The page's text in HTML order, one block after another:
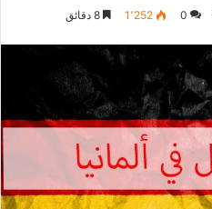
0 1٬252